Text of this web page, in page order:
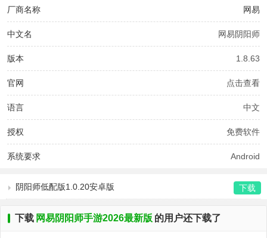
厂商名称 网易
中文名 网易阴阳师
版本 1.8.63
官网 点击查看
语言 中文
授权 免费软件
系统要求 Android
阴阳师低配版1.0.20安卓版 下载
下载 网易阴阳师手游2026最新版 的用户还下载了